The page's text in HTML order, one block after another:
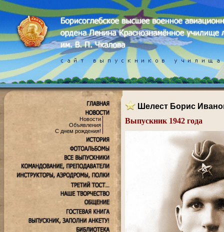
Новости
Объявления
С днем рождения!
Шелест Борис
Выпускник 1942 года